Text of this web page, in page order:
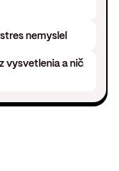
nemyslel
vysvetlenia a nič